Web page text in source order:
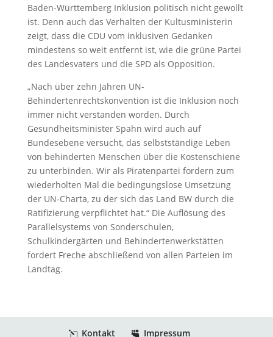
Baden-Württemberg Inklusion politisch nicht gewollt
ist. Denn auch das Verhalten der Kultusministerin
zeigt, dass die CDU vom inklusiven Gedanken
mindestens so weit entfernt ist, wie die grüne Partei
des Landesvaters und die SPD als Opposition.
„Nach über zehn Jahren UN-
Behindertenrechtskonvention ist die Inklusion noch
immer nicht verstanden worden. Durch
Gesundheitsminister Spahn wird auch auf
Bundesebene versucht, das selbstständige Leben
von behinderten Menschen über die Kostenschiene
zu unterbinden. Wir als Piratenpartei fordern zum
wiederholten Mal die bedingungslose Umsetzung
der UN-Charta, zu der sich das Land BW durch die
Ratifizierung verpflichtet hat.“ Die Auflösung des
Parallelsystems von Sonderschulen,
Schulkindergärten und Behindertenwerkstätten
fordert Freche abschließend von allen Parteien im
Landtag.
Kontakt Impressum